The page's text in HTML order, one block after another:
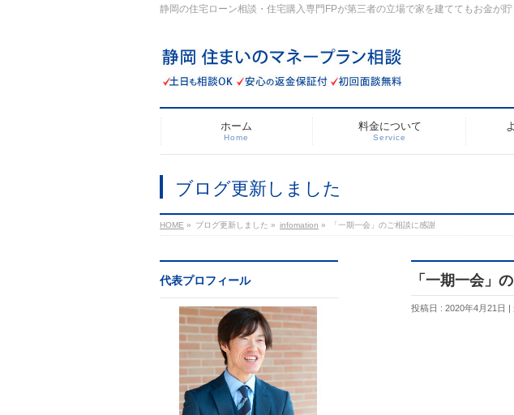
静岡の住宅ローン相談・住宅購入専門FPが第三者の立場で家を建ててもお金が
ホーム
Home
料金について
Service
ブログ更新しました
HOME » ブログ更新しました » infomation » 「一期一会」のご相談に感謝
「一期一会」
投稿日 : 2020年4月21日
代表プロフィール